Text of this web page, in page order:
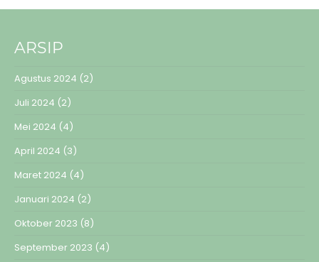
ARSIP
Agustus 2024 (2)
Juli 2024 (2)
Mei 2024 (4)
April 2024 (3)
Maret 2024 (4)
Januari 2024 (2)
Oktober 2023 (8)
September 2023 (4)